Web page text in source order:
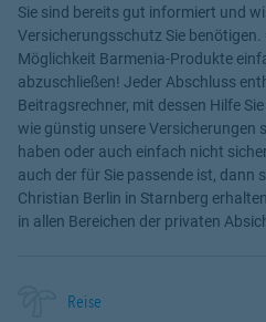
Sie sind bereits gut informiert und
Versicherungsschutz Sie benötigen.
Möglichkeit Barmenia-Produkte
abzuschließen! Jeder Abschluss
Beitragsrechner, mit dessen Hilfe
wie günstig unsere Versicherungen
haben oder auch einfach nicht
auch der für Sie passende ist, dann
Christian Berlin in Starnberg
in allen Bereichen der privaten
Reise